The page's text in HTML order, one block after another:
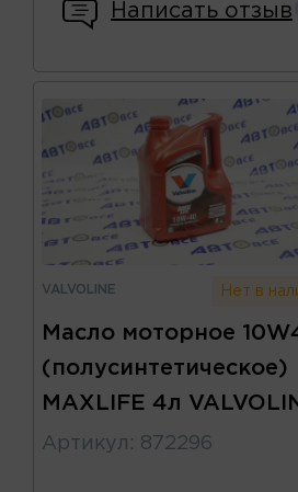
Написать отзыв
VALVOLINE Нет в
Масло моторное
(полусинтетическое)
MAXLIFE 4л
Артикул : 872296